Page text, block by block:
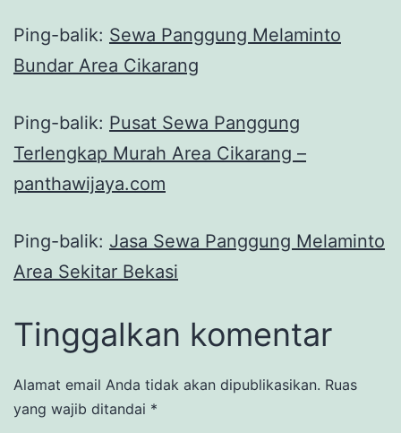
Ping-balik: Sewa Panggung Melaminto
Bundar Area Cikarang
Ping-balik: Pusat Sewa Panggung
Terlengkap Murah Area Cikarang –
panthawijaya.com
Ping-balik: Jasa Sewa Panggung Melaminto
Area Sekitar Bekasi
Tinggalkan komentar
Alamat email Anda tidak akan dipublikasikan. Ruas
yang wajib ditandai *